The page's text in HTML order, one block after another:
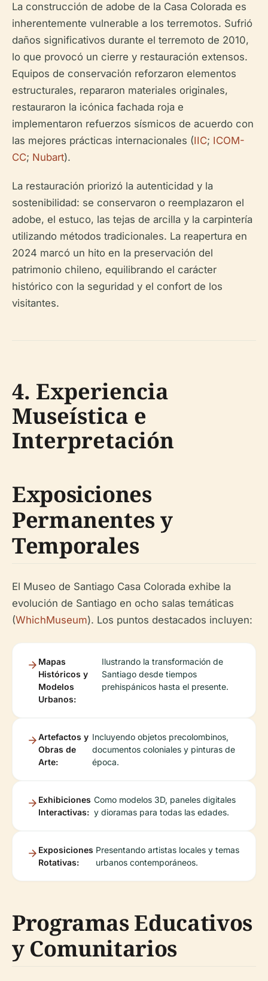
La construcción de adobe de la Casa Colorada es
inherentemente vulnerable a los terremotos. Sufrió
daños significativos durante el terremoto de 2010,
lo que provocó un cierre y restauración extensos.
Equipos de conservación reforzaron elementos
estructurales, repararon materiales originales,
restauraron la icónica fachada roja e
implementaron refuerzos sísmicos de acuerdo con
las mejores prácticas internacionales (IIC; ICOM-
CC; Nubart).
La restauración priorizó la autenticidad y la
sostenibilidad: se conservaron o reemplazaron el
adobe, el estuco, las tejas de arcilla y la carpintería
utilizando métodos tradicionales. La reapertura en
2024 marcó un hito en la preservación del
patrimonio chileno, equilibrando el carácter
histórico con la seguridad y el confort de los
visitantes.
4. Experiencia
Museística e
Interpretación
Exposiciones
Permanentes y
Temporales
El Museo de Santiago Casa Colorada exhibe la
evolución de Santiago en ocho salas temáticas
(WhichMuseum). Los puntos destacados incluyen:
Mapas
Históricos y
Modelos
Urbanos:
Ilustrando la transformación de
Santiago desde tiempos
prehispánicos hasta el presente.
Artefactos y
Obras de
Arte:
Incluyendo objetos precolombinos,
documentos coloniales y pinturas de
época.
Exhibiciones
Interactivas:
Como modelos 3D, paneles digitales
y dioramas para todas las edades.
Exposiciones
Rotativas:
Presentando artistas locales y temas
urbanos contemporáneos.
Programas Educativos
y Comunitarios